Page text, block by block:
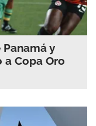
Panamá y
Copa Oro